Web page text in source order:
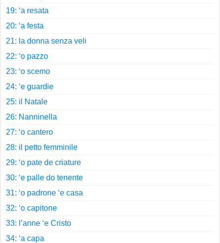
19: ‘a resata
20: ‘a festa
21: la donna senza veli
22: ‘o pazzo
23: ‘o scemo
24: ‘e guardie
25: il Natale
26: Nanninella
27: ‘o cantero
28: il petto femminile
29: ‘o pate de criature
30: ‘e palle do tenente
31: ‘o padrone ‘e casa
32: ‘o capitone
33: l’anne ‘e Cristo
34: ‘a capa